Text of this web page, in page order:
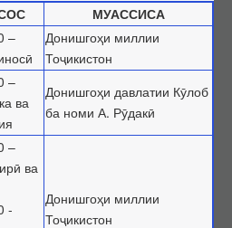
фаъолияти ШД
фаъолияти ШД
тамдиди ШД
МУАССИСА
–
Донишгоҳи миллии
Тоҷикистон
–
ва
Донишгоҳи давлатии Кӯлоб
ба номи А. Рӯдакӣ
–
ва
-
Донишгоҳи миллии
Тоҷикистон